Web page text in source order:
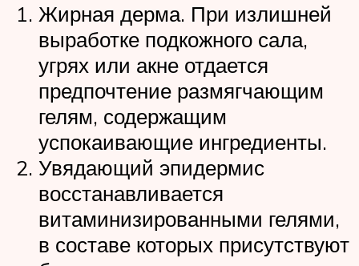
Жирная дерма. При излишней
выработке подкожного сала,
угрях или акне отдается
предпочтение размягчающим
гелям, содержащим
успокаивающие ингредиенты.
Увядающий эпидермис
восстанавливается
витаминизированными гелями,
в составе которых присутствуют